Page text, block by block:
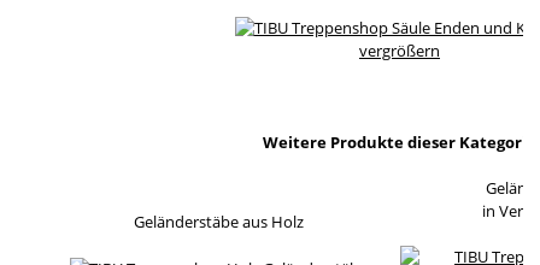
vergrößern
Weitere Produkte dieser Kategorie
Geländerstäbe aus Holz
in